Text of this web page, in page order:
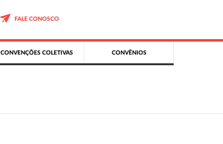
FALE CONOSCO
CONVENÇÕES COLETIVAS CONVÊNIOS